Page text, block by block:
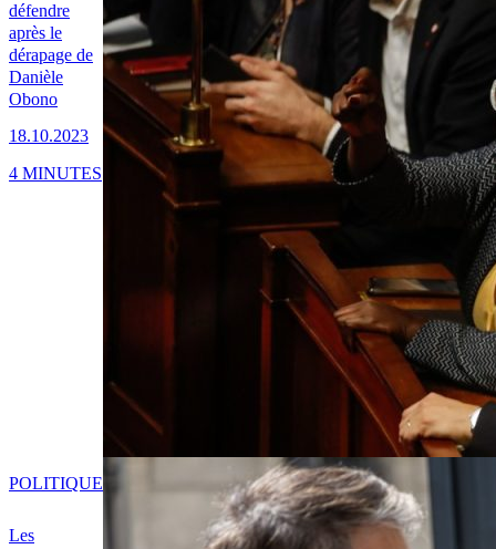
défendre
après le
dérapage de
Danièle
Obono
18.10.2023
4 MINUTES
Les
POLITIQUE